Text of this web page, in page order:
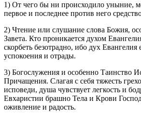
1) От чего бы ни происходило уныние,
первое и последнее против него
2) Чтение или слушание слова Божия,
Завета. Кто проникается духом
скорбеть безотрадно, ибо дух Евангелия
успокоения и отрады.
3) Богослужения и особенно Таинство
Причащения. Слагая с себя тяжесть
исповеди, душа чувствует легкость и
Евхаристии брашно Тела и Крови
оживление и радость.